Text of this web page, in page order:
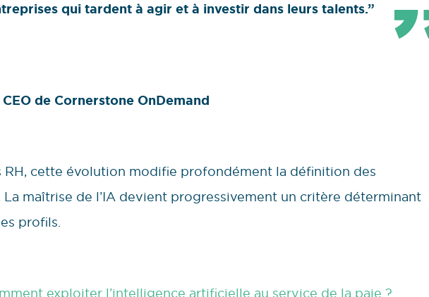
qui tardent à agir et à investir dans leurs talents.”
de Cornerstone OnDemand
RH, cette évolution modifie profondément la définition des
La maîtrise de l’IA devient progressivement un critère déterminant
profils.
exploiter l’intelligence artificielle au service de la paie ?